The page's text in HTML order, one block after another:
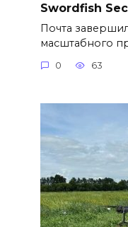
Swordfish
Почта
масштабного
0 63